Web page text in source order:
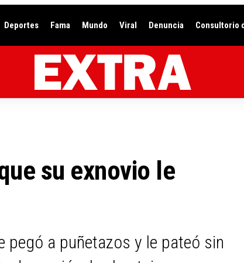
Deportes Fama Mundo Viral Denuncia Consultorio
su exnovio le
pegó a puñetazos y le pateó sin